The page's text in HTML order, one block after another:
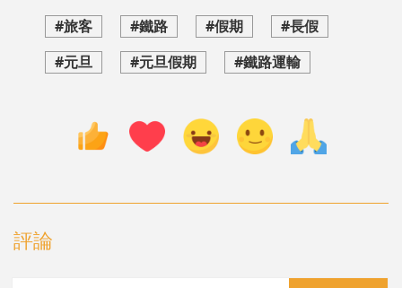
#旅客 #鐵路 #假期
#長假
#元旦
#元旦假期 #鐵路運輸
評論